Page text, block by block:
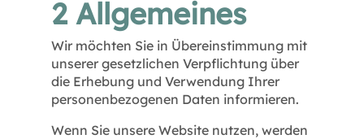
2 Allgemeines
Wir möchten Sie in Übereinstimmung mit
unserer gesetzlichen Verpflichtung über
die Erhebung und Verwendung Ihrer
personenbezogenen Daten informieren.
Wenn Sie unsere Website nutzen, werden